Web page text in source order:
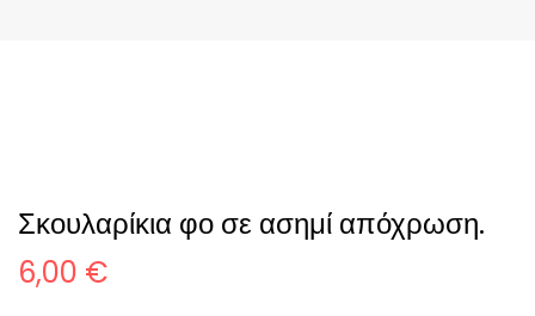
Σκουλαρίκια φο σε ασημί απόχρωση.
6,00 €